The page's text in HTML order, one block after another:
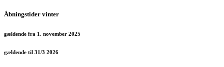
Åbningstider vinter
gældende fra 1. november 2025
gældende til 31/3 2026